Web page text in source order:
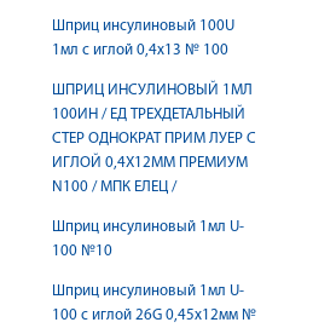
Шприц инсулиновый 100U
1мл с иглой 0,4х13 № 100
ШПРИЦ ИНСУЛИНОВЫЙ 1МЛ
100ИН / ЕД ТРЕХДЕТАЛЬНЫЙ
СТЕР ОДНОКРАТ ПРИМ ЛУЕР C
ИГЛОЙ 0,4Х12ММ ПРЕМИУМ
N100 / МПК ЕЛЕЦ /
Шприц инсулиновый 1мл U-
100 №10
Шприц инсулиновый 1мл U-
100 с иглой 26G 0,45x12мм №